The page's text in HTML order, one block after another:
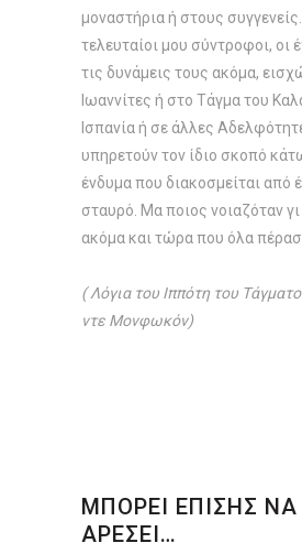
μοναστήρια ή στους συγγενείς.
τελευταίοι μου σύντροφοι, οι
τις δυνάμεις τους ακόμα,
Ιωαννίτες ή στο Τάγμα του
Ισπανία ή σε άλλες
υπηρετούν τον ίδιο σκοπό
ένδυμα που διακοσμείται από
σταυρό. Μα ποιος νοιαζόταν γι
ακόμα και τώρα που όλα
( Λόγια του Ιππότη του
ντε Μονφωκόν)
ΜΠΟΡΕΙ ΕΠΙΣΗΣ
ΑΡΕΣΕΙ…